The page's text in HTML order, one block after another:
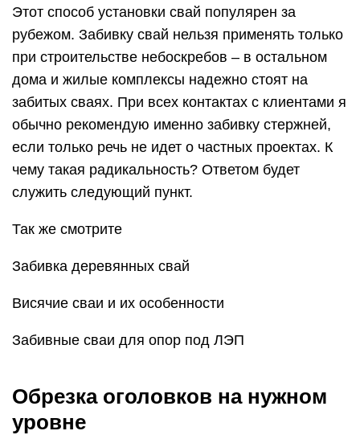
Этот способ установки свай популярен за
рубежом. Забивку свай нельзя применять только
при строительстве небоскребов – в остальном
дома и жилые комплексы надежно стоят на
забитых сваях. При всех контактах с клиентами я
обычно рекомендую именно забивку стержней,
если только речь не идет о частных проектах. К
чему такая радикальность? Ответом будет
служить следующий пункт.
Так же смотрите
Забивка деревянных свай
Висячие сваи и их особенности
Забивные сваи для опор под ЛЭП
Обрезка оголовков на нужном
уровне